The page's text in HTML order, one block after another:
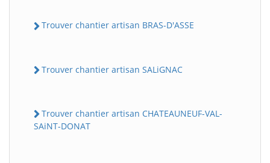
Trouver chantier artisan BRAS-D'ASSE
Trouver chantier artisan SALiGNAC
Trouver chantier artisan CHATEAUNEUF-VAL-
SAiNT-DONAT